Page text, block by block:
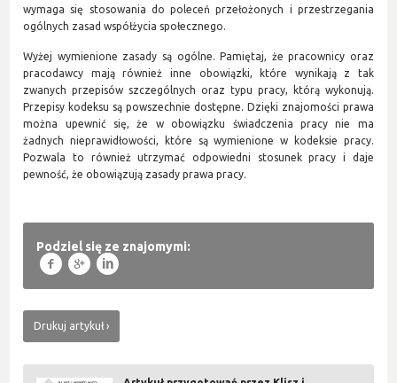
wymaga się stosowania do poleceń przełożonych i przestrzegania
ogólnych zasad współżycia społecznego.
Wyżej wymienione zasady są ogólne. Pamiętaj, że pracownicy oraz
pracodawcy mają również inne obowiązki, które wynikają z tak
zwanych przepisów szczególnych oraz typu pracy, którą wykonują.
Przepisy kodeksu są powszechnie dostępne. Dzięki znajomości prawa
można upewnić się, że w obowiązku świadczenia pracy nie ma
żadnych nieprawidłowości, które są wymienione w kodeksie pracy.
Pozwala to również utrzymać odpowiedni stosunek pracy i daje
pewność, że obowiązują zasady prawa pracy.
Podziel się ze znajomymi:
f g l
Drukuj artykuł